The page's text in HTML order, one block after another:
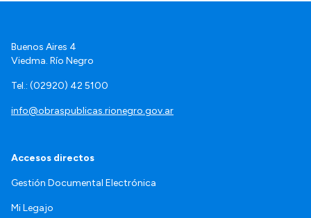
Buenos Aires 4
Viedma. Río Negro
Tel.: (02920) 42 5100
info@obraspublicas.rionegro.gov.ar
Accesos directos
Gestión Documental Electrónica
Mi Legajo